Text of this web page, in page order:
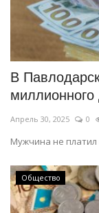
В
Апрель 30, 2025 0
Мужчина не
Общество